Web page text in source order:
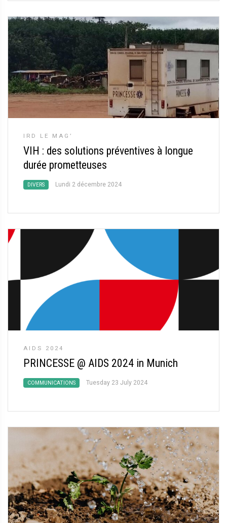
IRD LE MAG’
VIH : des solutions préventives à longue
durée prometteuses
DIVERS Lundi 2 décembre 2024
AIDS 2024
PRINCESSE @ AIDS 2024 in Munich
COMMUNICATIONS Tuesday 23 July 2024